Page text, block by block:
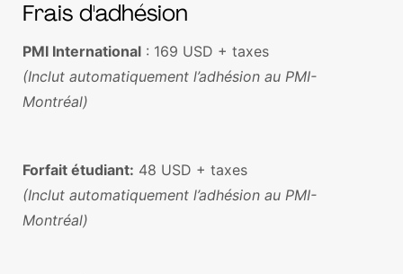
Frais d'adhésion
PMI International : 169 USD + taxes
(Inclut automatiquement l’adhésion au PMI-
Montréal)
Forfait étudiant: 48 USD + taxes
(Inclut automatiquement l’adhésion au PMI-
Montréal)